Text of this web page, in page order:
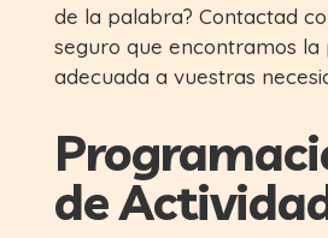
de la palabra? Contactad
seguro que encontramos la
adecuada a vuestras
de